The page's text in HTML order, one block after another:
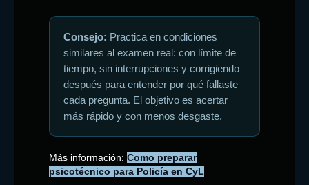
Consejo: Practica en condiciones
similares al examen real: con límite de
tiempo, sin interrupciones y corrigiendo
después para entender por qué fallaste
cada pregunta. El objetivo es acertar
más rápido y con menos desgaste.
Más información: Como preparar
psicotécnico para Policía en CyL